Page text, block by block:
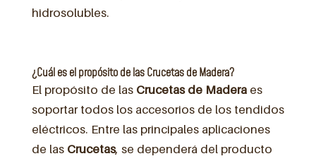
hidrosolubles.
¿Cuál es el propósito de las Crucetas de Madera?
El propósito de las Crucetas de Madera es
soportar todos los accesorios de los tendidos
eléctricos. Entre las principales aplicaciones
de las Crucetas, se dependerá del producto